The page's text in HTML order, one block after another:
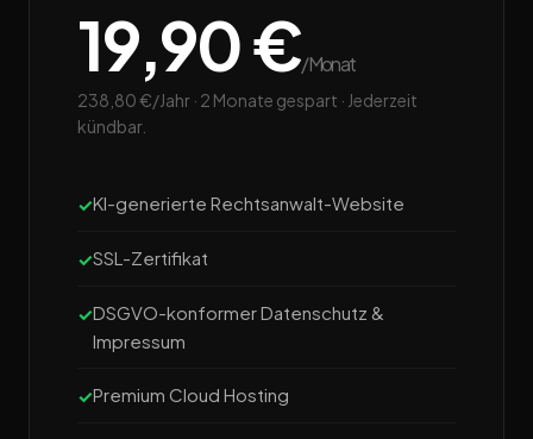
19,90 €/Monat
238,80 €/Jahr · 2 Monate gespart · Jederzeit
kündbar.
KI-generierte Rechtsanwalt-Website
SSL-Zertifikat
DSGVO-konformer Datenschutz &
Impressum
Premium Cloud Hosting